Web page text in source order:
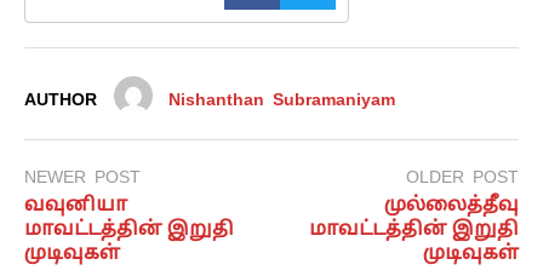
AUTHOR Nishanthan Subramaniyam
NEWER POST
வவுனியா
மாவட்டத்தின் இறுதி
முடிவுகள்
OLDER POST
முல்லைத்தீவு
மாவட்டத்தின் இறுதி
முடிவுகள்